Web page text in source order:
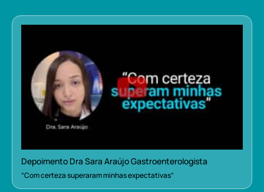
Depoimento Dra Sara Araújo Gastroenterologista
“Com certeza superaram minhas expectativas”